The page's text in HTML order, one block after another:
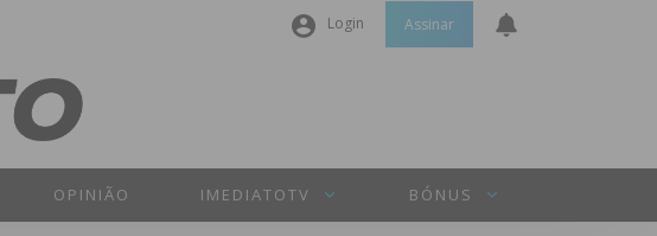
Login
Senha
Assinar
OPINIÃO IMEDIATOTV BÓNUS